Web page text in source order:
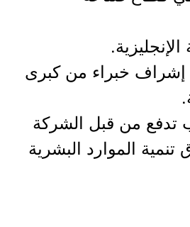
إشراف خبراء من كبرى
تدفع من قبل الشركة
الموارد البشرية